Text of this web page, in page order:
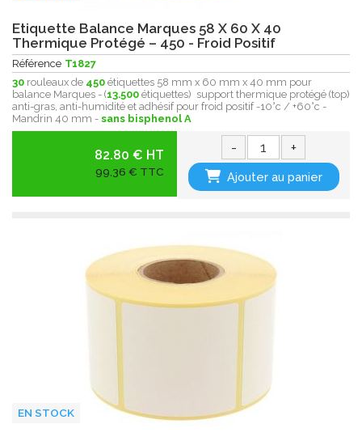
Etiquette Balance Marques 58 X 60 X 40
Thermique Protégé – 450 - Froid Positif
Référence T1827
30 rouleaux de 450 étiquettes 58 mm x 60 mm x 40 mm pour
balance Marques - (13.500 étiquettes) support thermique protégé (top)
anti-gras, anti-humidité et adhésif pour froid positif -10°c / +60°c -
Mandrin 40 mm - sans bisphenol A
82.80 € HT
99,36 € TTC
- +
Ajouter au panier
EN STOCK